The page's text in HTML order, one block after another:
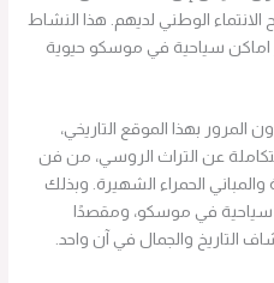
الوطني لديهم. هذا النشاط
اماكن سياحية في موسكو حيوية
المرور بهذا الموقع التاريخي،
عن التراث الروسي، من فن
والمباني الحمراء الشهيرة. وبذلك
سياحية في موسكو، ومقصدًا
التاريخ والجمال في آن واحد.